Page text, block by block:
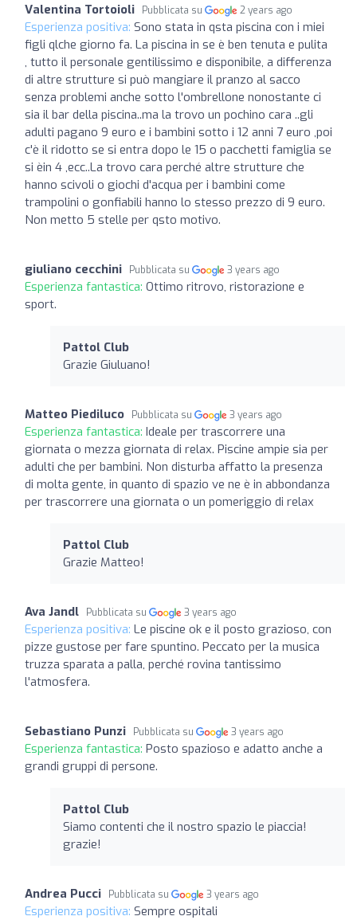
Valentina Tortoioli Pubblicata su 2 years ago
Esperienza positiva: Sono stata in qsta piscina con i miei
figli qlche giorno fa. La piscina in se è ben tenuta e pulita
, tutto il personale gentilissimo e disponibile, a differenza
di altre strutture si può mangiare il pranzo al sacco
senza problemi anche sotto l'ombrellone nonostante ci
sia il bar della piscina..ma la trovo un pochino cara ..gli
adulti pagano 9 euro e i bambini sotto i 12 anni 7 euro ,poi
c'è il ridotto se si entra dopo le 15 o pacchetti famiglia se
si èin 4 ,ecc..La trovo cara perché altre strutture che
hanno scivoli o giochi d'acqua per i bambini come
trampolini o gonfiabili hanno lo stesso prezzo di 9 euro.
Non metto 5 stelle per qsto motivo.
giuliano cecchini Pubblicata su 3 years ago
Esperienza fantastica: Ottimo ritrovo, ristorazione e
sport.
Pattol Club
Grazie Giuluano!
Matteo Piediluco Pubblicata su 3 years ago
Esperienza fantastica: Ideale per trascorrere una
giornata o mezza giornata di relax. Piscine ampie sia per
adulti che per bambini. Non disturba affatto la presenza
di molta gente, in quanto di spazio ve ne è in abbondanza
per trascorrere una giornata o un pomeriggio di relax
Pattol Club
Grazie Matteo!
Ava Jandl Pubblicata su 3 years ago
Esperienza positiva: Le piscine ok e il posto grazioso, con
pizze gustose per fare spuntino. Peccato per la musica
truzza sparata a palla, perché rovina tantissimo
l'atmosfera.
Sebastiano Punzi Pubblicata su 3 years ago
Esperienza fantastica: Posto spazioso e adatto anche a
grandi gruppi di persone.
Pattol Club
Siamo contenti che il nostro spazio le piaccia!
grazie!
Andrea Pucci Pubblicata su 3 years ago
Esperienza positiva: Sempre ospitali